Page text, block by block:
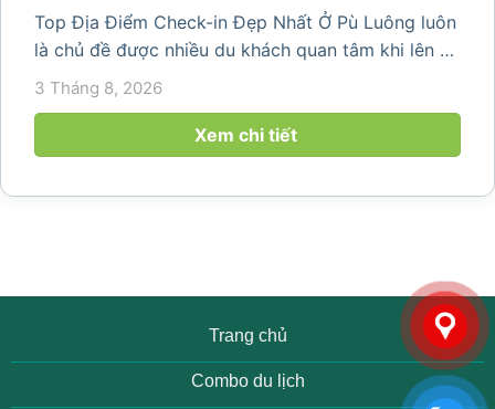
Top Địa Điểm Check-in Đẹp Nhất Ở Pù Luông luôn
là chủ đề được nhiều du khách quan tâm khi lên kế
hoạch khám phá vùng đất thiên nhiên nổi tiếng
của Thanh Hóa. Với ruộng bậc thang trải dài, bản
làng yên bình, thác...
3 Tháng 8, 2026
Xem chi tiết
Trang chủ
Combo du lịch